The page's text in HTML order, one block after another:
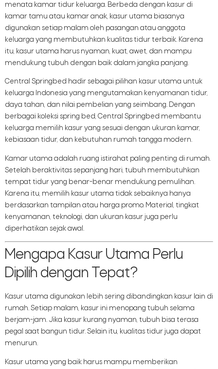
menata kamar tidur keluarga. Berbeda dengan kasur di
kamar tamu atau kamar anak, kasur utama biasanya
digunakan setiap malam oleh pasangan atau anggota
keluarga yang membutuhkan kualitas tidur terbaik. Karena
itu, kasur utama harus nyaman, kuat, awet, dan mampu
mendukung tubuh dengan baik dalam jangka panjang.
Central Springbed hadir sebagai pilihan kasur utama untuk
keluarga Indonesia yang mengutamakan kenyamanan tidur,
daya tahan, dan nilai pembelian yang seimbang. Dengan
berbagai koleksi spring bed, Central Springbed membantu
keluarga memilih kasur yang sesuai dengan ukuran kamar,
kebiasaan tidur, dan kebutuhan rumah tangga modern.
Kamar utama adalah ruang istirahat paling penting di rumah.
Setelah beraktivitas sepanjang hari, tubuh membutuhkan
tempat tidur yang benar-benar mendukung pemulihan.
Karena itu, memilih kasur utama tidak sebaiknya hanya
berdasarkan tampilan atau harga promo. Material, tingkat
kenyamanan, teknologi, dan ukuran kasur juga perlu
diperhatikan sejak awal.
Mengapa Kasur Utama Perlu
Dipilih dengan Tepat?
Kasur utama digunakan lebih sering dibandingkan kasur lain di
rumah. Setiap malam, kasur ini menopang tubuh selama
berjam-jam. Jika kasur kurang nyaman, tubuh bisa terasa
pegal saat bangun tidur. Selain itu, kualitas tidur juga dapat
menurun.
Kasur utama yang baik harus mampu memberikan